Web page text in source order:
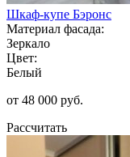
Шкаф-купе Бэронс
Материал фасада:
Зеркало
Цвет:
Белый
от 48 000 руб.
Рассчитать